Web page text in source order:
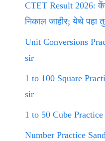
CTET Result 2026:
निकाल जाहीर; येथे पहा
Unit Conversions
sir
1 to 100 Square
sir
1 to 50 Cube
Number Practice